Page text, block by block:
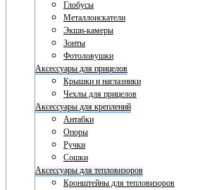
Глобусы
Металлоискатели
Экшн-камеры
Зонты
Фотоловушки
Аксессуары для прицелов
Крышки и наглазники
Чехлы для прицелов
Аксессуары для креплений
Антабки
Опоры
Ручки
Сошки
Аксессуары для тепловизоров
Кронштейны для тепловизоров